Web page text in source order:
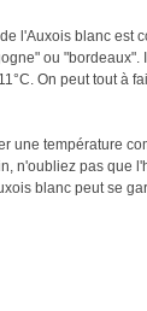
l'Auxois blanc est
ou
On peut tout à
une température
n'oubliez pas que
blanc peut se